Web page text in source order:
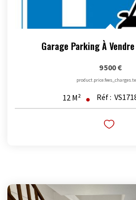
Garage Parking À
9 500 €
12 M² Réf :